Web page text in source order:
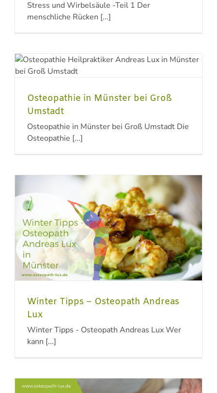
Stress und Wirbelsäule -Teil 1 Der
menschliche Rücken [...]
Osteopathie in Münster bei Groß
Umstadt
Osteopathie in Münster bei Groß Umstadt Die
Osteopathie [...]
Winter Tipps – Osteopath Andreas
Lux
Winter Tipps - Osteopath Andreas Lux Wer
kann [...]